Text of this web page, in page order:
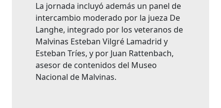
La jornada incluyó además un panel de
intercambio moderado por la jueza De
Langhe, integrado por los veteranos de
Malvinas Esteban Vilgré Lamadrid y
Esteban Tríes, y por Juan Rattenbach,
asesor de contenidos del Museo
Nacional de Malvinas.